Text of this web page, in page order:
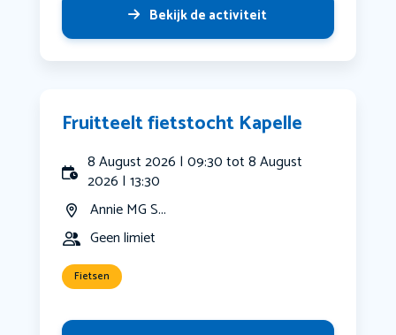
Bekijk de activiteit
Fruitteelt fietstocht Kapelle
8 August 2026 | 09:30 tot 8 August
2026 | 13:30
Annie MG S...
Geen limiet
Fietsen